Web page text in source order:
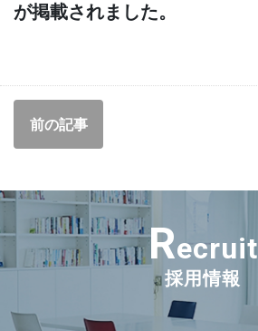
が掲載されました。
前の記事
Recruit
採用情報